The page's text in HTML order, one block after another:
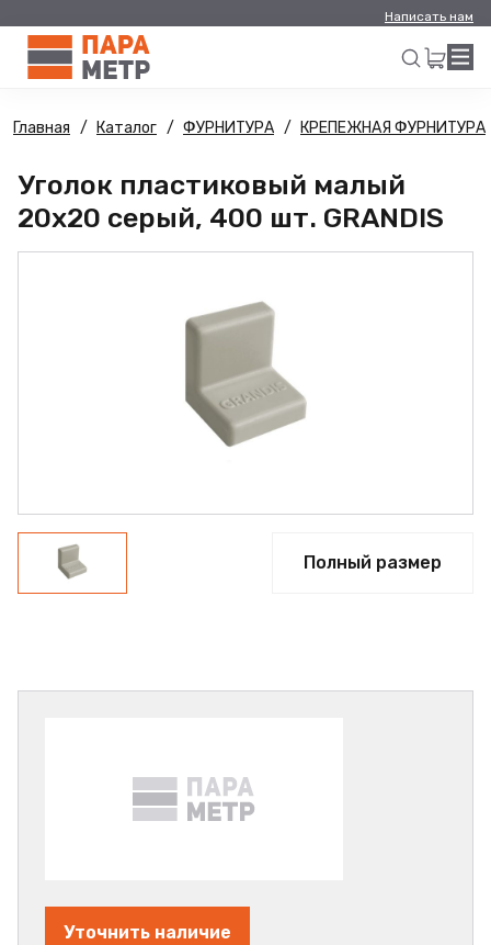
Написать нам
Искать
Главная Каталог ФУРНИТУРА КРЕПЕЖНАЯ ФУРНИТУРА
Уголок пластиковый малый
20х20 серый, 400 шт. GRANDIS
Полный размер
Уточнить наличие